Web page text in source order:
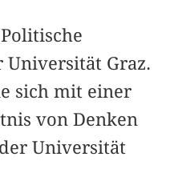
Universität Graz.
sich mit einer
von Denken
Universität